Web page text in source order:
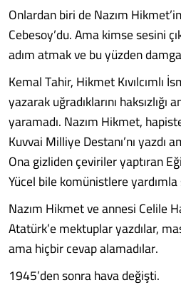
Onlardan biri de Nazım
Cebesoy’du. Ama kimse sesini
adım atmak ve bu yüzden
Kemal Tahir, Hikmet Kıvılcımlı
yazarak uğradıklarını haksızlığı
yaramadı. Nazım Hikmet,
Kuvvai Milliye Destanı’nı yazdı
Ona gizliden çeviriler yaptıran
Yücel bile komünistlere yardımla
Nazım Hikmet ve annesi Celile
Atatürk’e mektuplar yazdılar,
ama hiçbir cevap alamadılar.
1945’den sonra hava değişti.